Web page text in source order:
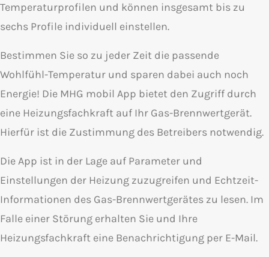
Temperaturprofilen und können insgesamt bis zu
sechs Profile individuell einstellen.
Bestimmen Sie so zu jeder Zeit die passende
Wohlfühl-Temperatur und sparen dabei auch noch
Energie! Die MHG mobil App bietet den Zugriff durch
eine Heizungsfachkraft auf Ihr Gas-Brennwertgerät.
Hierfür ist die Zustimmung des Betreibers notwendig.
Die App ist in der Lage auf Parameter und
Einstellungen der Heizung zuzugreifen und Echtzeit-
Informationen des Gas-Brennwertgerätes zu lesen. Im
Falle einer Störung erhalten Sie und Ihre
Heizungsfachkraft eine Benachrichtigung per E-Mail.